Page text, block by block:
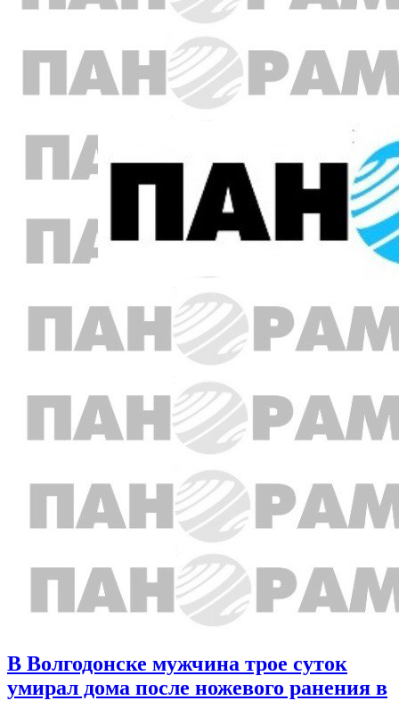
В Волгодонске мужчина трое суток
умирал дома после ножевого ранения в